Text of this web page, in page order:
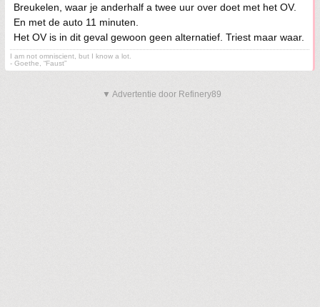
Breukelen, waar je anderhalf a twee uur over doet met het OV.
En met de auto 11 minuten.
Het OV is in dit geval gewoon geen alternatief. Triest maar waar.
I am not omniscient, but I know a lot.
- Goethe, “Faust”
▼ Advertentie door Refinery89